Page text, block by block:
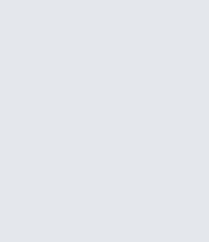
&
3 vuoden takuu!